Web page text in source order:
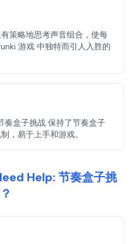
策略地思考声音组合，使每
游戏 中独特而引人入胜的
奏盒子挑战 保持了节奏盒子
，易于上手和游戏。
Help: 节奏盒子挑